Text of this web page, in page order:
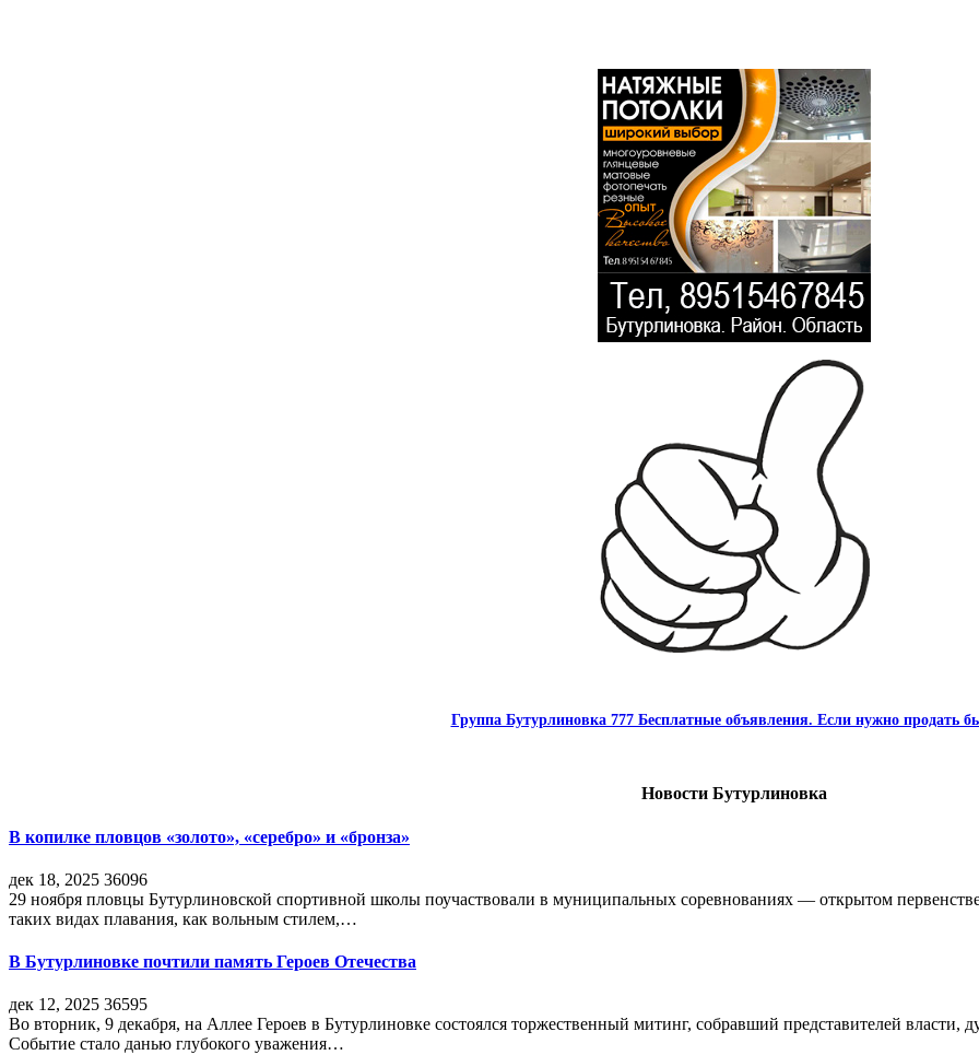
Группа Бутурлиновка 777 Бесплатные объявления. Если нужно продать
Новости Бутурлиновка
В копилке пловцов «золото», «серебро» и «бронза»
дек 18, 2025 36096
29 ноября пловцы Бутурлиновской спортивной школы поучаствовали в муниципальных соревнованиях — открытом
таких видах плавания, как вольным стилем,…
В Бутурлиновке почтили память Героев Отечества
дек 12, 2025 36595
Во вторник, 9 декабря, на Аллее Героев в Бутурлиновке состоялся торжественный митинг, собравший представителей
Событие стало данью глубокого уважения…